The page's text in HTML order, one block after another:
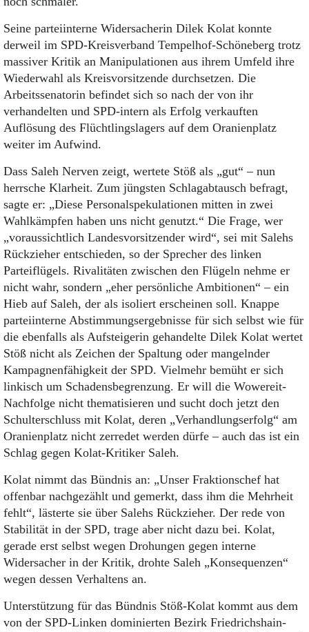
Seine parteiinterne Widersacherin Dilek Kolat konnte
derweil im SPD-Kreisverband Tempelhof-Schöneberg trotz
massiver Kritik an Manipulationen aus ihrem Umfeld ihre
Wiederwahl als Kreisvorsitzende durchsetzen. Die
Arbeitssenatorin befindet sich so nach der von ihr
verhandelten und SPD-intern als Erfolg verkauften
Auflösung des Flüchtlingslagers auf dem Oranienplatz
weiter im Aufwind.
Dass Saleh Nerven zeigt, wertete Stöß als „gut“ – nun
herrsche Klarheit. Zum jüngsten Schlagabtausch befragt,
sagte er: „Diese Personalspekulationen mitten in zwei
Wahlkämpfen haben uns nicht genutzt.“ Die Frage, wer
„voraussichtlich Landesvorsitzender wird“, sei mit Salehs
Rückzieher entschieden, so der Sprecher des linken
Parteiflügels. Rivalitäten zwischen den Flügeln nehme er
nicht wahr, sondern „eher persönliche Ambitionen“ – ein
Hieb auf Saleh, der als isoliert erscheinen soll. Knappe
parteiinterne Abstimmungsergebnisse für sich selbst wie für
die ebenfalls als Aufsteigerin gehandelte Dilek Kolat wertet
Stöß nicht als Zeichen der Spaltung oder mangelnder
Kampagnenfähigkeit der SPD. Vielmehr bemüht er sich
linkisch um Schadensbegrenzung. Er will die Wowereit-
Nachfolge nicht thematisieren und sucht doch jetzt den
Schulterschluss mit Kolat, deren „Verhandlungserfolg“ am
Oranienplatz nicht zerredet werden dürfe – auch das ist ein
Schlag gegen Kolat-Kritiker Saleh.
Kolat nimmt das Bündnis an: „Unser Fraktionschef hat
offenbar nachgezählt und gemerkt, dass ihm die Mehrheit
fehlt“, lästerte sie über Salehs Rückzieher. Der rede von
Stabilität in der SPD, trage aber nicht dazu bei. Kolat,
gerade erst selbst wegen Drohungen gegen interne
Widersacher in der Kritik, drohte Saleh „Konsequenzen“
wegen dessen Verhaltens an.
Unterstützung für das Bündnis Stöß-Kolat kommt aus dem
von der SPD-Linken dominierten Bezirk Friedrichshain-